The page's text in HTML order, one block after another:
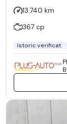
13.740 km
367 cp
Istoric verificat